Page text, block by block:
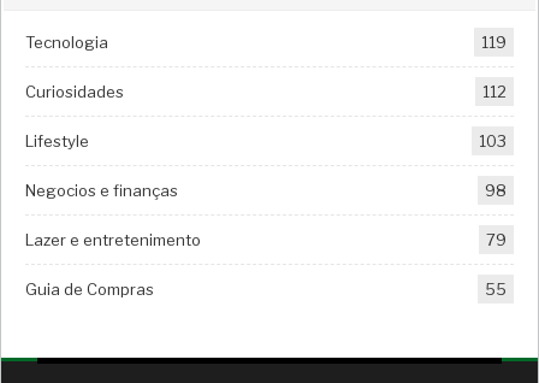
Tecnologia 119
Curiosidades 112
Lifestyle 103
Negocios e finanças 98
Lazer e entretenimento 79
Guia de Compras 55